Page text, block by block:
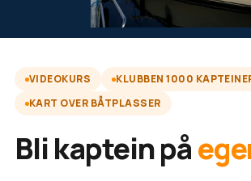
VIDEOKURS
KLUBBEN 1000
KART OVER BÅTPLASSER
Bli kaptein på